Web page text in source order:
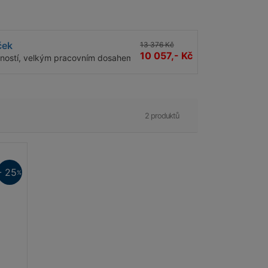
velkým pracovním dosahem a vysokou variabilitou.
13 376 Kč
10 057,- Kč
2 produktů
25%